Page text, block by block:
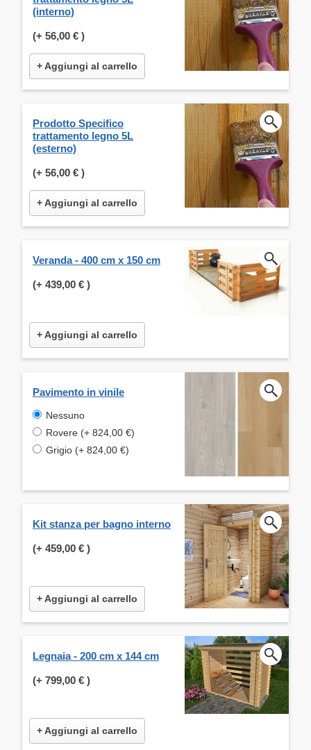
(interno)
(+ 56,00 € )
+ Aggiungi al carrello
Prodotto Specifico
trattamento legno 5L
(esterno)
(+ 56,00 € )
+ Aggiungi al carrello
Veranda - 400 cm x 150 cm
(+ 439,00 € )
+ Aggiungi al carrello
Pavimento in vinile
Nessuno
Rovere (+ 824,00 €)
Grigio (+ 824,00 €)
Kit stanza per bagno interno
(+ 459,00 € )
+ Aggiungi al carrello
Legnaia - 200 cm x 144 cm
(+ 799,00 € )
+ Aggiungi al carrello